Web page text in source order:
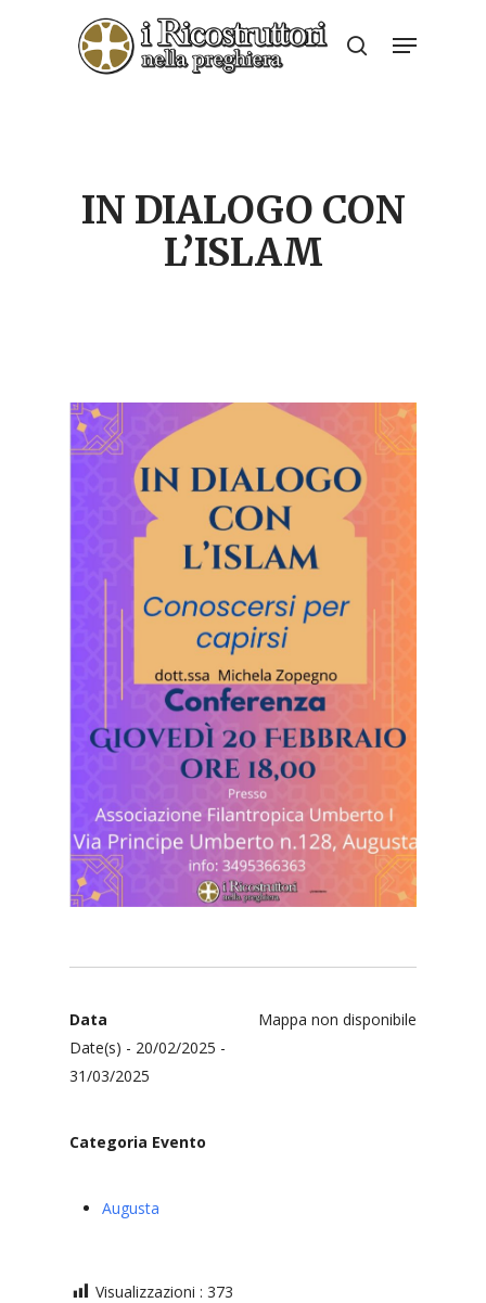
search
Menu
IN DIALOGO CON
L’ISLAM
Mappa non disponibile
Data
Date(s) - 20/02/2025 -
31/03/2025
Categoria Evento
Augusta
Visualizzazioni : 373